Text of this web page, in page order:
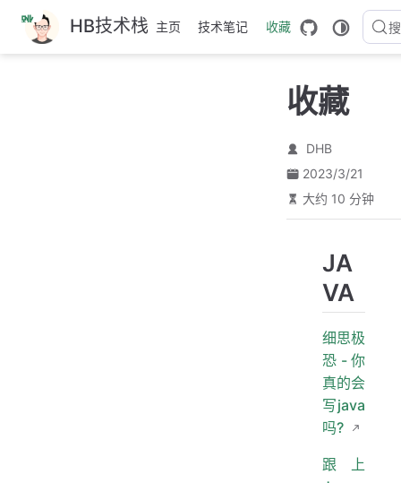
跳
至
主
HB技术栈 主页 技术笔记 收藏
收藏
DHB
2023/3/21
大约 10 分钟
JA
VA
细思极
恐-你
真的会
写java
吗?
跟上